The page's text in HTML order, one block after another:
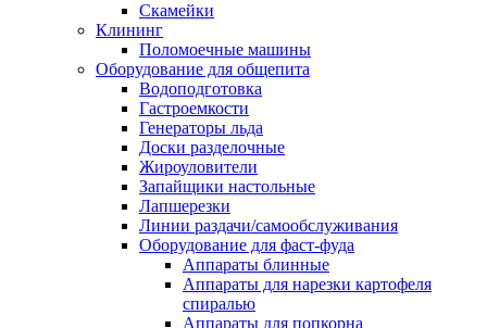
Скамейки
Клининг
Поломоечные машины
Оборудование для общепита
Водоподготовка
Гастроемкости
Генераторы льда
Доски разделочные
Жироуловители
Запайщики настольные
Лапшерезки
Линии раздачи/самообслуживания
Оборудование для фаст-фуда
Аппараты блинные
Аппараты для нарезки картофеля
спиралью
Аппараты для попкорна